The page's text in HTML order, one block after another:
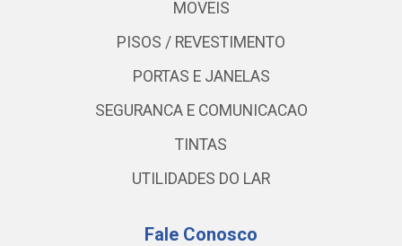
MOVEIS
PISOS / REVESTIMENTO
PORTAS E JANELAS
SEGURANCA E COMUNICACAO
TINTAS
UTILIDADES DO LAR
Fale Conosco